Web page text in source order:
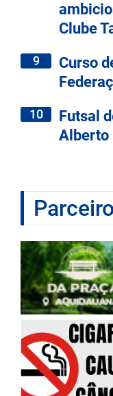
Clube
9
Curso
10
Futsal
Alberto